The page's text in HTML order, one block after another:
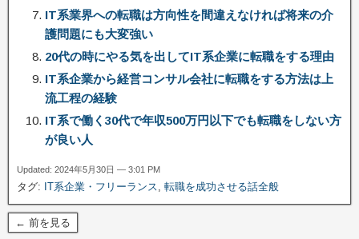
IT系業界への転職は方向性を間違えなければ将来の介
護問題にも大変強い
20代の時にやる気を出してIT系企業に転職をする理由
IT系企業から経営コンサル会社に転職をする方法は上
流工程の経験
IT系で働く30代で年収500万円以下でも転職をしない方
が良い人
Updated: 2024年5月30日 — 3:01 PM
タグ: IT系企業・フリーランス 転職を成功させる話全般
← 前を見る